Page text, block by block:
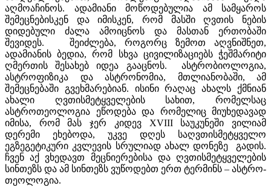
აღმოაჩინოს. ადამიანი მოწოდებულია ამ სამყაროს
შემეცნებისკენ და იმისკენ, რომ მასში ღვთის ნების
დიდებული ძალა ამოიცნოს და მასთან ერთობაში
შევიდეს. შეიძლება, როგორც ზემოთ აღვნიშნეთ,
ადამიანის ბედია, რომ სხვა ცივილიზაციებს ჭეშმარიტი
ღმერთის შესახებ იდეა გააცნოს. ასტრობიოლოგია,
ასტროფიზიკა და ასტრონომია, მთლიანობაში, ამ
შემეცნებაში გვეხმარებიან. ისინი რაღაც ახალს ქმნიან
ახალი ღვთისმეტყველების სახით, რომელსაც
ასტროთეოლოგია ეწოდება და რომელიც მიუხედავად
იმისა, რომ მას ჯერ კიდევ XVIII საუკუნეში ვილიამ
დერემი ეხებოდა, უკვე დღეს საღვთისმეტყველო
ეგზეგეტიკური კვლევის სრულიად ახალ დონეზე გადის.
ჩვენ აქ ვხედავთ მეცნიერებისა და ღვთისმეტყველების
სინთეზს და ამ სინთეზს ვუწოდებთ ერთ ტერმინს – ასტრო-
თეოლოგია.